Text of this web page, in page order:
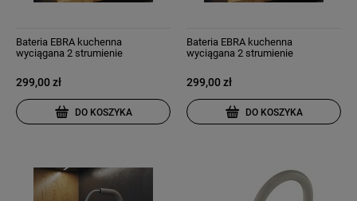
Bateria EBRA kuchenna
wyciągana 2 strumienie
299,00 zł
DO KOSZYKA
Bateria EBRA kuchenna
wyciągana 2 strumienie
nakrapiana
299,00 zł
DO KOSZYKA